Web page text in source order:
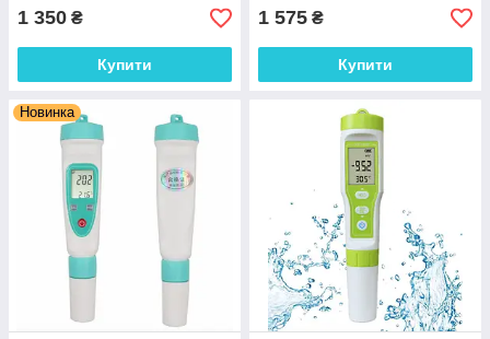
1 350 ₴
Купити
1 575 ₴
Купити
Новинка